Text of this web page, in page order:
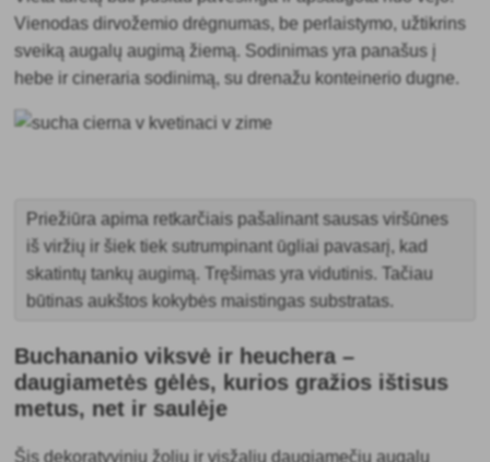
Vienodas dirvožemio drėgnumas, be perlaistymo, užtikrins
sveiką augalų augimą žiemą. Sodinimas yra panašus į
hebe ir cineraria sodinimą, su drenažu konteinerio dugne.
Priežiūra apima retkarčiais pašalinant sausas viršūnes
iš viržių ir šiek tiek sutrumpinant ūgliai pavasarį, kad
skatintų tankų augimą. Tręšimas yra vidutinis. Tačiau
būtinas aukštos kokybės maistingas substratas.
Buchananio viksvė ir heuchera –
daugiametės gėlės, kurios gražios ištisus
metus, net ir saulėje
Šis dekoratyvinių žolių ir visžalių daugiamečių augalų